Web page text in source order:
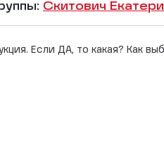
Скитович
Если ДА, то какая? Как